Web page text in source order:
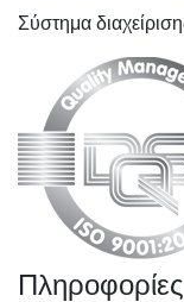
Σύστημα
Πληροφορίες